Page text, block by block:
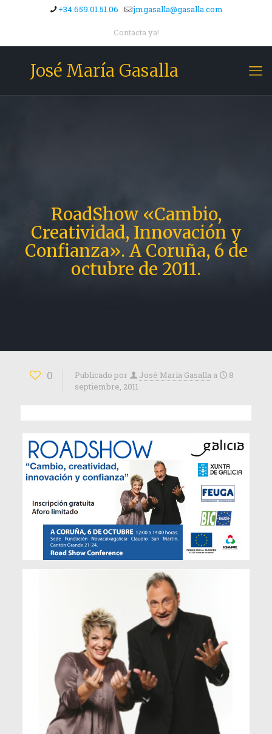
+34.659.01.51.06 jmgasalla@gasalla.com
Contacta ya!
José María Gasalla
RoadShow «Cambio,
Creatividad, Innovación y
Confianza». A Coruña, 6 de
octubre de 2011.
0 Publicado por José María Gasalla a
8
septiembre, 2011